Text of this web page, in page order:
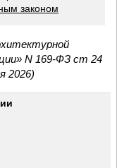
законом
N 169-ФЗ ст 24
2026)